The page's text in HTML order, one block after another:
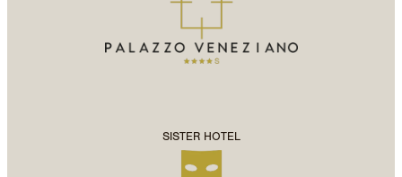
SISTER HOTEL